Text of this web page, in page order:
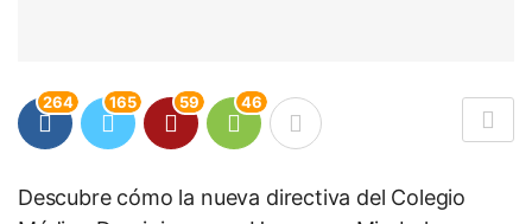
264 165 59 46
Descubre cómo la nueva directiva del Colegio